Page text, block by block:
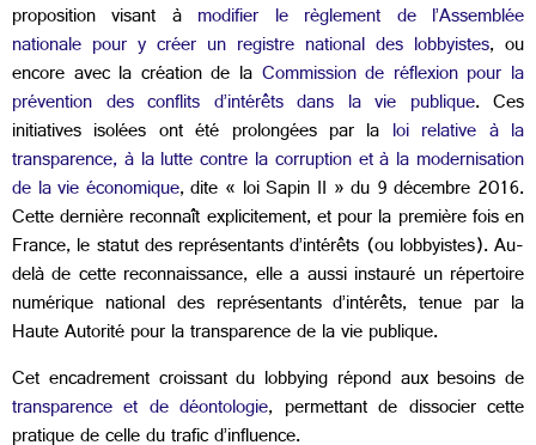
proposition visant à modifier le règlement de l’Assemblée
nationale pour y créer un registre national des lobbyistes, ou
encore avec la création de la Commission de réflexion pour la
prévention des conflits d’intérêts dans la vie publique. Ces
initiatives isolées ont été prolongées par la loi relative à la
transparence, à la lutte contre la corruption et à la modernisation
de la vie économique, dite « loi Sapin II » du 9 décembre 2016.
Cette dernière reconnaît explicitement, et pour la première fois en
France, le statut des représentants d’intérêts (ou lobbyistes). Au-
delà de cette reconnaissance, elle a aussi instauré un répertoire
numérique national des représentants d’intérêts, tenue par la
Haute Autorité pour la transparence de la vie publique.
Cet encadrement croissant du lobbying répond aux besoins de
transparence et de déontologie, permettant de dissocier cette